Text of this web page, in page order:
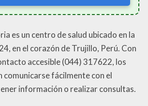
es un centro de salud ubicado en la
en el corazón de Trujillo, Perú. Con
accesible (044) 317622, los
comunicarse fácilmente con el
información o realizar consultas.